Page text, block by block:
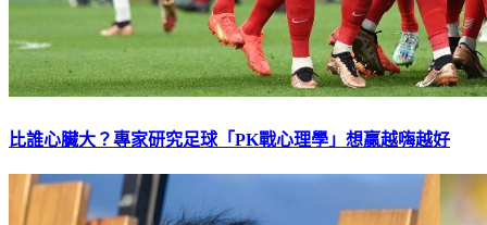
比誰心臟大？專家研究足球「PK戰心理學」想贏越嗨越好